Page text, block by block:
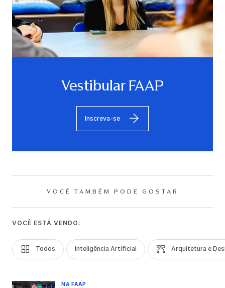
Vestibular FAAP
Inscreva-se
VOCÊ TAMBÉM PODE GOSTAR
VOCÊ ESTÁ VENDO:
Todos Inteligência Artificial Arquitetura e
NA FAAP